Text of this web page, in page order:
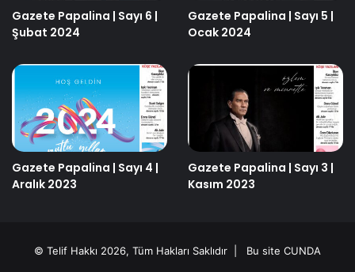
Gazete Papalina | Sayı 6 |
Şubat 2024
Gazete Papalina | Sayı 5 |
Ocak 2024
Gazete Papalina | Sayı 4 |
Aralık 2023
Gazete Papalina | Sayı 3 |
Kasım 2023
© Telif Hakkı 2026, Tüm Hakları Saklıdır | Bu site CUNDA